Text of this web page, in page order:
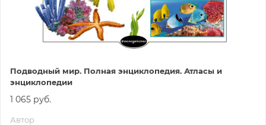
Подводный мир. Полная энциклопедия. Атласы и
энциклопедии
1 065 руб.
Автор